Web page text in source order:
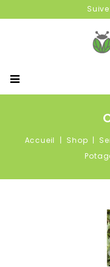
Accueil Shop